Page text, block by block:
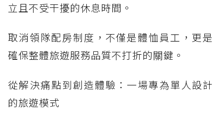
立且不受干擾的休息時間。
取消領隊配房制度，不僅是體恤員工，更是
確保整體旅遊服務品質不打折的關鍵。
從解決痛點到創造體驗：一場專為單人設計
的旅遊模式